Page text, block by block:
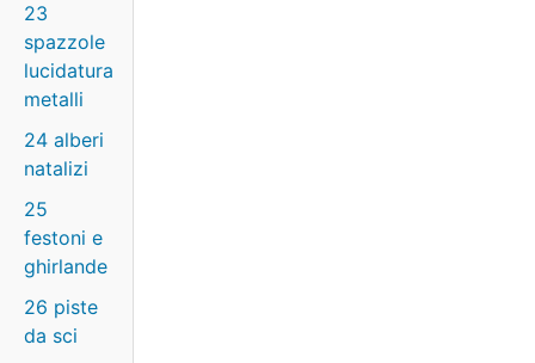
23
spazzole
lucidatura
metalli
24 alberi
natalizi
25
festoni e
ghirlande
26 piste
da sci